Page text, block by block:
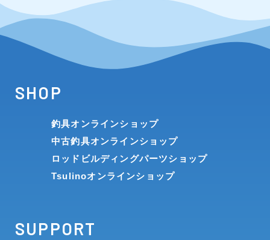
SHOP
釣具オンラインショップ
中古釣具オンラインショップ
ロッドビルディングパーツショップ
Tsulinoオンラインショップ
SUPPORT